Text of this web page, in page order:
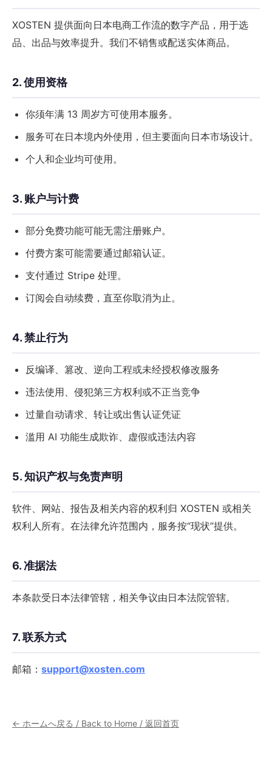
XOSTEN 提供面向日本电商工作流的数字产品，用于选
品、出品与效率提升。我们不销售或配送实体商品。
2. 使用资格
你须年满 13 周岁方可使用本服务。
服务可在日本境内外使用，但主要面向日本市场设计。
个人和企业均可使用。
3. 账户与计费
部分免费功能可能无需注册账户。
付费方案可能需要通过邮箱认证。
支付通过 Stripe 处理。
订阅会自动续费，直至你取消为止。
4. 禁止行为
反编译、篡改、逆向工程或未经授权修改服务
违法使用、侵犯第三方权利或不正当竞争
过量自动请求、转让或出售认证凭证
滥用 AI 功能生成欺诈、虚假或违法内容
5. 知识产权与免责声明
软件、网站、报告及相关内容的权利归 XOSTEN 或相关
权利人所有。在法律允许范围内，服务按“现状”提供。
6. 准据法
本条款受日本法律管辖，相关争议由日本法院管辖。
7. 联系方式
邮箱： support@xosten.com
← ホームへ戻る / Back to Home / 返回首页